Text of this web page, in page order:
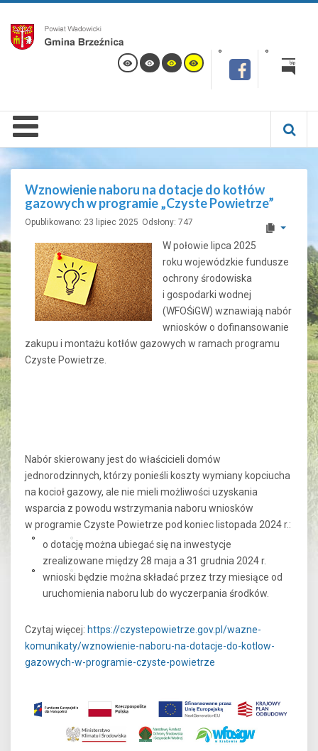
Wznowienie naboru na dotacje do kotłów
gazowych w programie „Czyste Powietrze”
Opublikowano: 23 lipiec 2025 Odsłony: 747
W połowie lipca 2025
roku wojewódzkie fundusze
ochrony środowiska
i gospodarki wodnej
(WFOŚiGW) wznawiają nabór
wniosków o dofinansowanie
zakupu i montażu kotłów gazowych w ramach programu
Czyste Powietrze.
Nabór skierowany jest do właścicieli domów
jednorodzinnych, którzy ponieśli koszty wymiany kopciucha
na kocioł gazowy, ale nie mieli możliwości uzyskania
wsparcia z powodu wstrzymania naboru wniosków
w programie Czyste Powietrze pod koniec listopada 2024 r.:
o dotację można ubiegać się na inwestycje
zrealizowane między 28 maja a 31 grudnia 2024 r.
wnioski będzie można składać przez trzy miesiące od
uruchomienia naboru lub do wyczerpania środków.
Czytaj więcej: https://czystepowietrze.gov.pl/wazne-
komunikaty/wznowienie-naboru-na-dotacje-do-kotlow-
gazowych-w-programie-czyste-powietrze